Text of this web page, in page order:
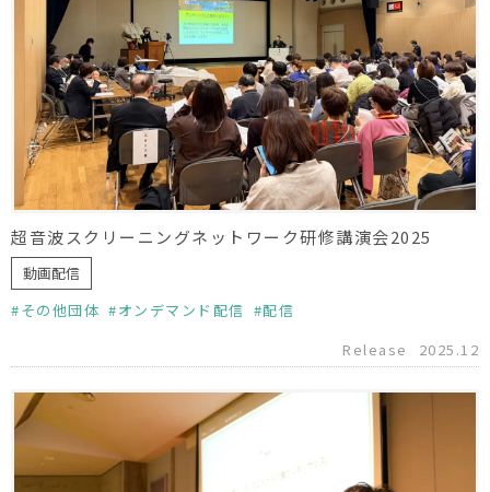
超音波スクリーニングネットワーク研修講演会2025
動画配信
その他団体
オンデマンド配信
配信
Release
2025.12